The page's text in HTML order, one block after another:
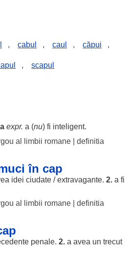
, cabul , caul , căpui ,
, scapul
expr. a (nu) fi inteligent.
al limbii romane| definitia
în cap
idei ciudate/extravagante. 2.a fi
al limbii romane| definitia
penale. 2.a avea un trecut